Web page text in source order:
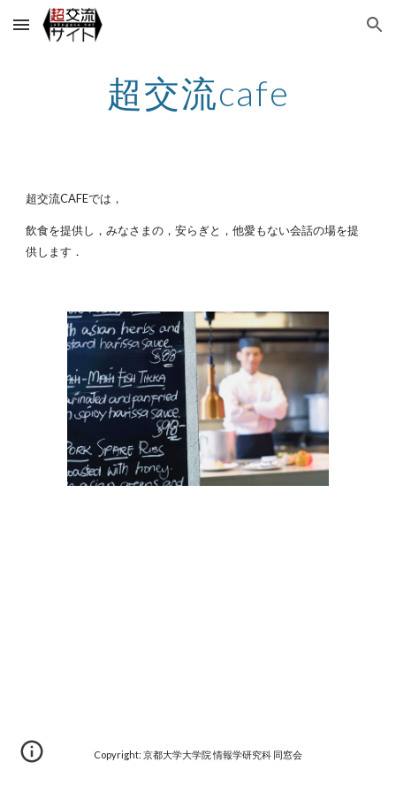
Skip to main content Skip to navigation
超交流cafe
超交流CAFEでは，
飲食を提供し，みなさまの，安らぎと，他愛もない会話の場を提
供します．
Copyright: 京都大学大学院 情報学研究科 同窓会